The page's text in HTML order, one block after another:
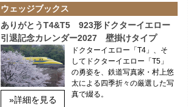
ウェッジブックス
ありがとうT4&T5 923形ドクターイエロー
引退記念カレンダー2027 壁掛けタイプ
»詳細を見る
ドクターイエロー「T4」、そ
してドクターイエロー「T5」
の勇姿を、鉄道写真家・村上悠
太による四季折々の厳選した写
真で綴る。